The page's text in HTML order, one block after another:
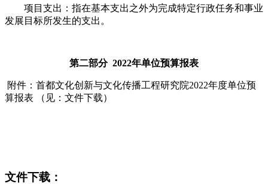
项目支出：指在基本支出之外为完成特定行政任务和事业
发展目标所发生的支出。
第二部分 2022年单位预算报表
附件：首都文化创新与文化传播工程研究院2022年度单位预
算报表 （见：文件下载）
文件下载：